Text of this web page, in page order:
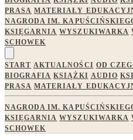
PRASA MATERIAŁY
NAGRODA IM.
KSIĘGARNIA WYSZUKIWARKA
SCHOWEK
START AKTUALNOŚCI OD
BIOGRAFIA KSIĄŻKI AUDIO
PRASA MATERIAŁY
NAGRODA IM.
KSIĘGARNIA WYSZUKIWARKA
SCHOWEK